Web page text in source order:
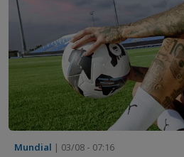
Mundial | 03/08 - 07:16